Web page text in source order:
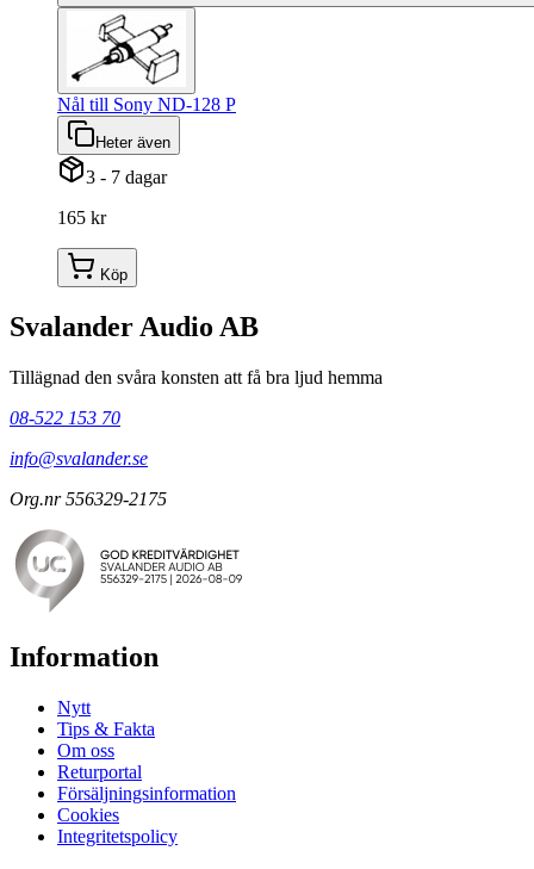
Nål till Sony ND-128 P
Heter även
3 - 7 dagar
165 kr
Köp
Svalander Audio AB
Tillägnad den svåra konsten att få bra ljud hemma
08-522 153 70
info@svalander.se
Org.nr 556329-2175
Information
Nytt
Tips & Fakta
Om oss
Returportal
Försäljningsinformation
Cookies
Integritetspolicy